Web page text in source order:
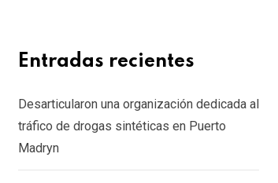
SOCIEDAD
El Municipio de Rada Tilly amplía las
Entradas recientes
Desarticularon una organización dedicada al
tráfico de drogas sintéticas en Puerto
Madryn